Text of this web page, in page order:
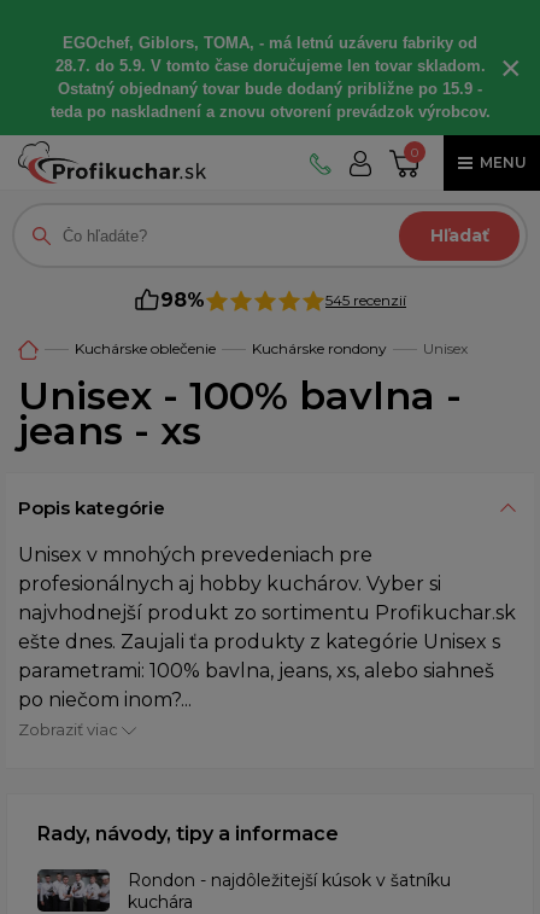
EGOchef, Giblors, TOMA, - má letnú uzáveru fabriky od
28.7. do 5.9. V tomto čase doručujeme len tovar skladom.
Ostatný objednaný tovar bude dodaný približne po 15.9 -
teda po naskladnení a znovu otvorení prevádzok výrobcov.
×
0
MENU
Hľadať
98% 545 recenzií
Kuchárske oblečenie Kuchárske rondony Unisex
Unisex - 100% bavlna -
jeans - xs
Popis kategórie
Unisex v mnohých prevedeniach pre
profesionálnych aj hobby kuchárov. Vyber si
najvhodnejší produkt zo sortimentu Profikuchar.sk
ešte dnes. Zaujali ťa produkty z kategórie Unisex s
parametrami: 100% bavlna, jeans, xs, alebo siahneš
po niečom inom?...
Zobraziť viac
Rady, návody, tipy a informace
Rondon - najdôležitejší kúsok v šatníku
kuchára